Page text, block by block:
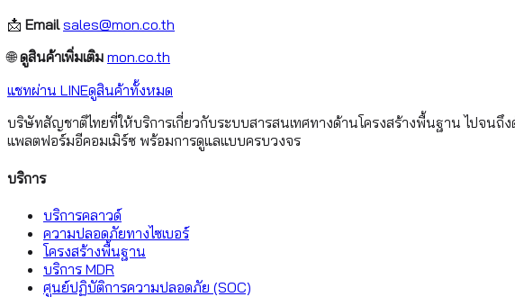
📩 Email sales@mon.co.th
🌐ดูสินค้าเพิ่มเติม mon.co.th
แชทผ่าน LINEดูสินค้าทั้งหมด
บริษัทสัญชาติไทยที่ให้บริการเกี่ยวกับระบบสารสนเทศทางด้านโครงสร้างพื้นฐาน ไปจนถึ
แพลตฟอร์มอีคอมเมิร์ซ พร้อมการดูแลแบบครบวงจร
บริการ
บริการคลาวด์
ความปลอดภัยทางไซเบอร์
โครงสร้างพื้นฐาน
บริการ MDR
ศูนย์ปฏิบัติการความปลอดภัย (SOC)